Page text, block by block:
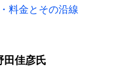
料金とその沿線
田佳彦氏